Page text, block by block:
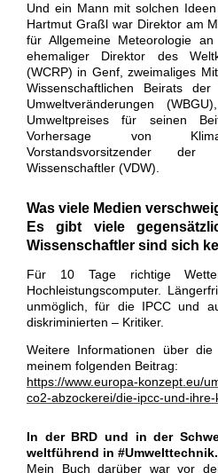
Und ein Mann mit solchen
Hartmut Graßl war Direktor am
für Allgemeine Meteorologie
ehemaliger Direktor des
(WCRP) in Genf, zweimaliges
Wissenschaftlichen Beirats
Umweltveränderungen
Umweltpreises für seinen
Vorhersage von
Vorstandsvorsitzender der
Wissenschaftler (VDW).
Was viele Medien
Es gibt viele
Wissenschaftler sind sich
Für 10 Tage richtige
Hochleistungscomputer.
unmöglich, für die IPCC und
diskriminierten – Kritiker.
Weitere Informationen über
meinem folgenden Beitrag:
https://www.europa-konzept.eu/
co2-abzockerei/die-ipcc-und-
In der BRD und in der
weltführend in #Umwelttechnik.
Mein Buch darüber war vor